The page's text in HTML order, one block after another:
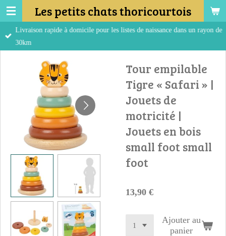
Passer
au
contenu
Les petits chats thoricourtois
Livraison rapide à domicile pour les listes de naissance dans un rayon de
30km
Tour empilable
Tigre « Safari » |
Jouets de
motricité |
Jouets en bois
small foot small
foot
13,90 €
Ajouter au
panier